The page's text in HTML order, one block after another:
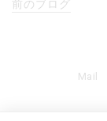
前のブログ
Mail